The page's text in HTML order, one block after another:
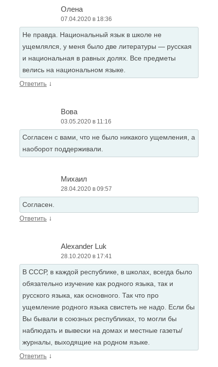
Олена
07.04.2020 в 18:36
Не правда. Национальный язык в школе не
ущемлялся, у меня было две литературы — русская
и национальная в равных долях. Все предметы
велись на национальном языке.
Ответить ↓
Вова
03.05.2020 в 11:16
Согласен с вами, что не было никакого ущемления, а
наоборот поддерживали.
Михаил
28.04.2020 в 09:57
Согласен.
Ответить ↓
Alexander Luk
28.10.2020 в 17:41
В СССР, в каждой республике, в школах, всегда было
обязательно изучение как родного языка, так и
русского языка, как основного. Так что про
ущемление родного языка свистеть не надо. Если бы
Вы бывали в союзных республиках, то могли бы
наблюдать и вывески на домах и местные газеты/
журналы, выходящие на родном языке.
Ответить ↓